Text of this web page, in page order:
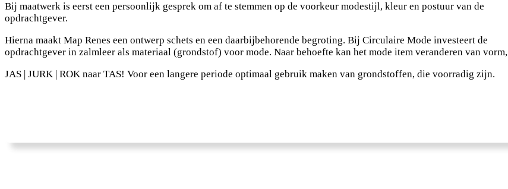
Bij maatwerk is eerst een persoonlijk gesprek om af te stemmen op de voorkeur modestijl, kleur en postuur van de
opdrachtgever.
Hierna maakt Map Renes een ontwerp schets en een daarbijbehorende begroting. Bij Circulaire Mode investeert de
opdrachtgever in zalmleer als materiaal (grondstof) voor mode. Naar behoefte kan het mode item veranderen van vorm,
JAS | JURK | ROK naar TAS! Voor een langere periode optimaal gebruik maken van grondstoffen, die voorradig zijn.